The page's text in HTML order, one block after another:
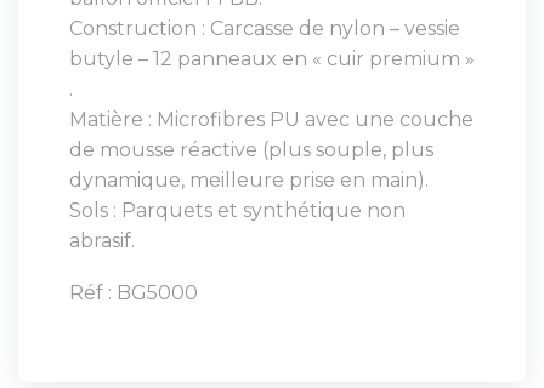
Construction : Carcasse de nylon – vessie
butyle – 12 panneaux en « cuir premium »
.
Matière : Microfibres PU avec une couche
de mousse réactive (plus souple, plus
dynamique, meilleure prise en main).
Sols : Parquets et synthétique non
abrasif.
Réf : BG5000